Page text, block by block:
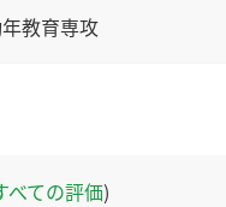
教育専攻
べての評価)